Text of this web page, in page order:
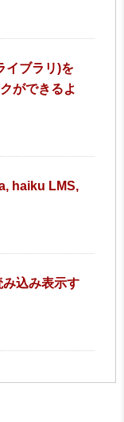
イブラリ)を
ができるよ
haiku LMS,
込み表示す